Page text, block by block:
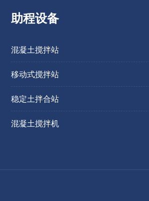
助程设备
混凝土搅拌站
移动式搅拌站
稳定土拌合站
混凝土搅拌机